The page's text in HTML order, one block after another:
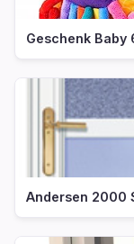
Geschenk Baby
Andersen 2000